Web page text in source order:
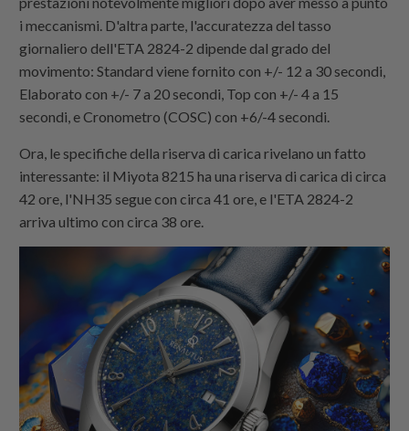
i meccanismi. D'altra parte, l'accuratezza del tasso
giornaliero dell'ETA 2824-2 dipende dal grado del
movimento: Standard viene fornito con +/- 12 a 30 secondi,
Elaborato con +/- 7 a 20 secondi, Top con +/- 4 a 15
secondi, e Cronometro (COSC) con +6/-4 secondi.
Ora, le specifiche della riserva di carica rivelano un fatto
interessante: il Miyota 8215 ha una riserva di carica di circa
42 ore, l'NH35 segue con circa 41 ore, e l'ETA 2824-2
arriva ultimo con circa 38 ore.